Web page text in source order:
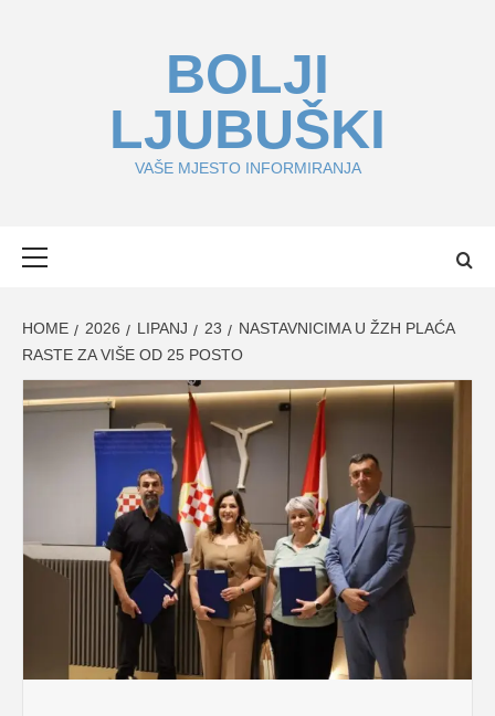
BOLJI
LJUBUŠKI
VAŠE MJESTO INFORMIRANJA
HOME 2026 LIPANJ 23
NASTAVNICIMA U ŽZH PLAĆA
RASTE ZA VIŠE OD 25 POSTO